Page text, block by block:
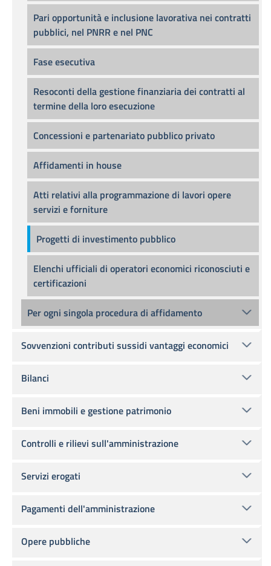
Pari opportunità e inclusione lavorativa nei contratti
pubblici, nel PNRR e nel PNC
Fase esecutiva
Resoconti della gestione finanziaria dei contratti al
termine della loro esecuzione
Concessioni e partenariato pubblico privato
Affidamenti in house
Atti relativi alla programmazione di lavori opere
servizi e forniture
Progetti di investimento pubblico
Elenchi ufficiali di operatori economici riconosciuti e
certificazioni
Per ogni singola procedura di affidamento
Sovvenzioni contributi sussidi vantaggi economici
Bilanci
Beni immobili e gestione patrimonio
Controlli e rilievi sull'amministrazione
Servizi erogati
Pagamenti dell'amministrazione
Opere pubbliche